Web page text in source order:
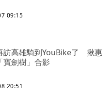
09:15
訪高雄騎到YouBike了 揪惠
寶劍樹」合影
20:51